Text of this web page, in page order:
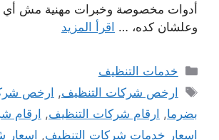
أدوات مخصوصة وخبرات مهنية مش أي
وعلشان كده، … اقرأ المزيد
التصنيفات
خدمات التنظيف
الوسوم
ارخص شركات التنظيف, ارخص
بضرما, ارقام شركات التنظيف, ارقام
اسعار خدمات شركات التنظيف, اسعار